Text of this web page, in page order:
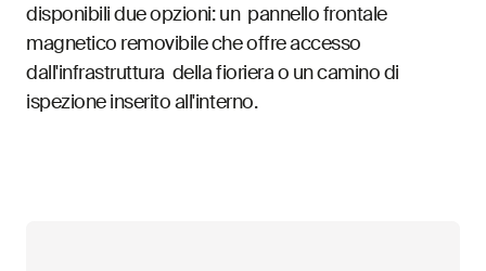
disponibili due opzioni: un pannello frontale
magnetico removibile che offre accesso
dall'infrastruttura della fioriera o un camino di
ispezione inserito all'interno.